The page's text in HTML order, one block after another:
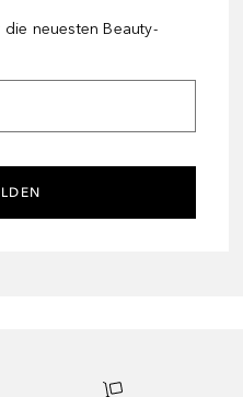
neuesten Beauty-